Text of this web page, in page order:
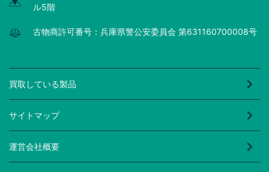
ル5階
古物商許可番号：兵庫県警公安委員会 第631160700008号
買取している製品
サイトマップ
運営会社概要